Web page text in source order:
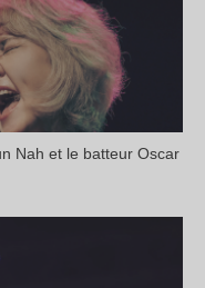
Nah et le batteur Oscar